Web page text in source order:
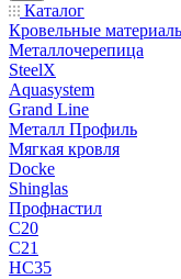
Каталог
Кровельные
Металлочерепица
SteelX
Aquasystem
Grand Line
Металл Профиль
Мягкая кровля
Docke
Shinglas
Профнастил
C20
C21
НС35